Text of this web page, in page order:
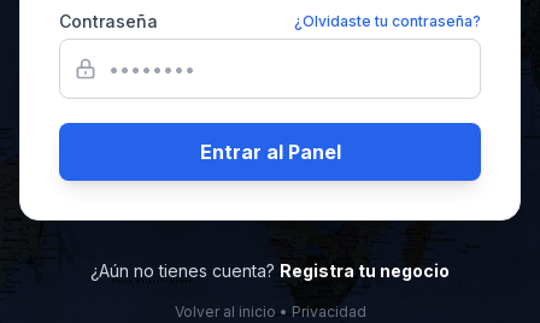
Contraseña ¿Olvidaste tu contraseña?
Entrar al Panel
¿Aún no tienes cuenta? Registra tu negocio
Volver al inicio •Privacidad